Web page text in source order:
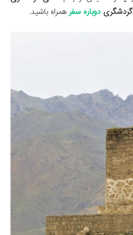
دوباره سفرهمراه باشید.